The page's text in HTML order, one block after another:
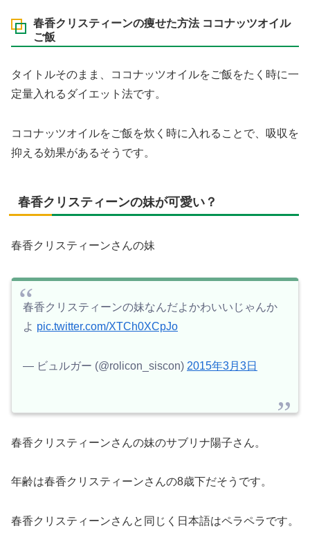
春香クリスティーンの痩せた方法 ココナッツオイル
ご飯
タイトルそのまま、ココナッツオイルをご飯をたく時に一
定量入れるダイエット法です。
ココナッツオイルをご飯を炊く時に入れることで、吸収を
抑える効果があるそうです。
春香クリスティーンの妹が可愛い？
春香クリスティーンさんの妹
春香クリスティーンの妹なんだよかわいいじゃんか
よ pic.twitter.com/XTCh0XCpJo
— ビュルガー (@rolicon_siscon) 2015年3月3日
春香クリスティーンさんの妹のサブリナ陽子さん。
年齢は春香クリスティーンさんの8歳下だそうです。
春香クリスティーンさんと同じく日本語はペラペラです。